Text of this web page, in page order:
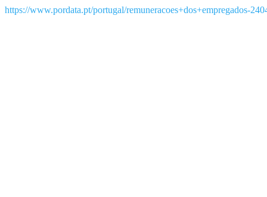
https://www.pordata.pt/portugal/remuneracoes+dos+empregados-